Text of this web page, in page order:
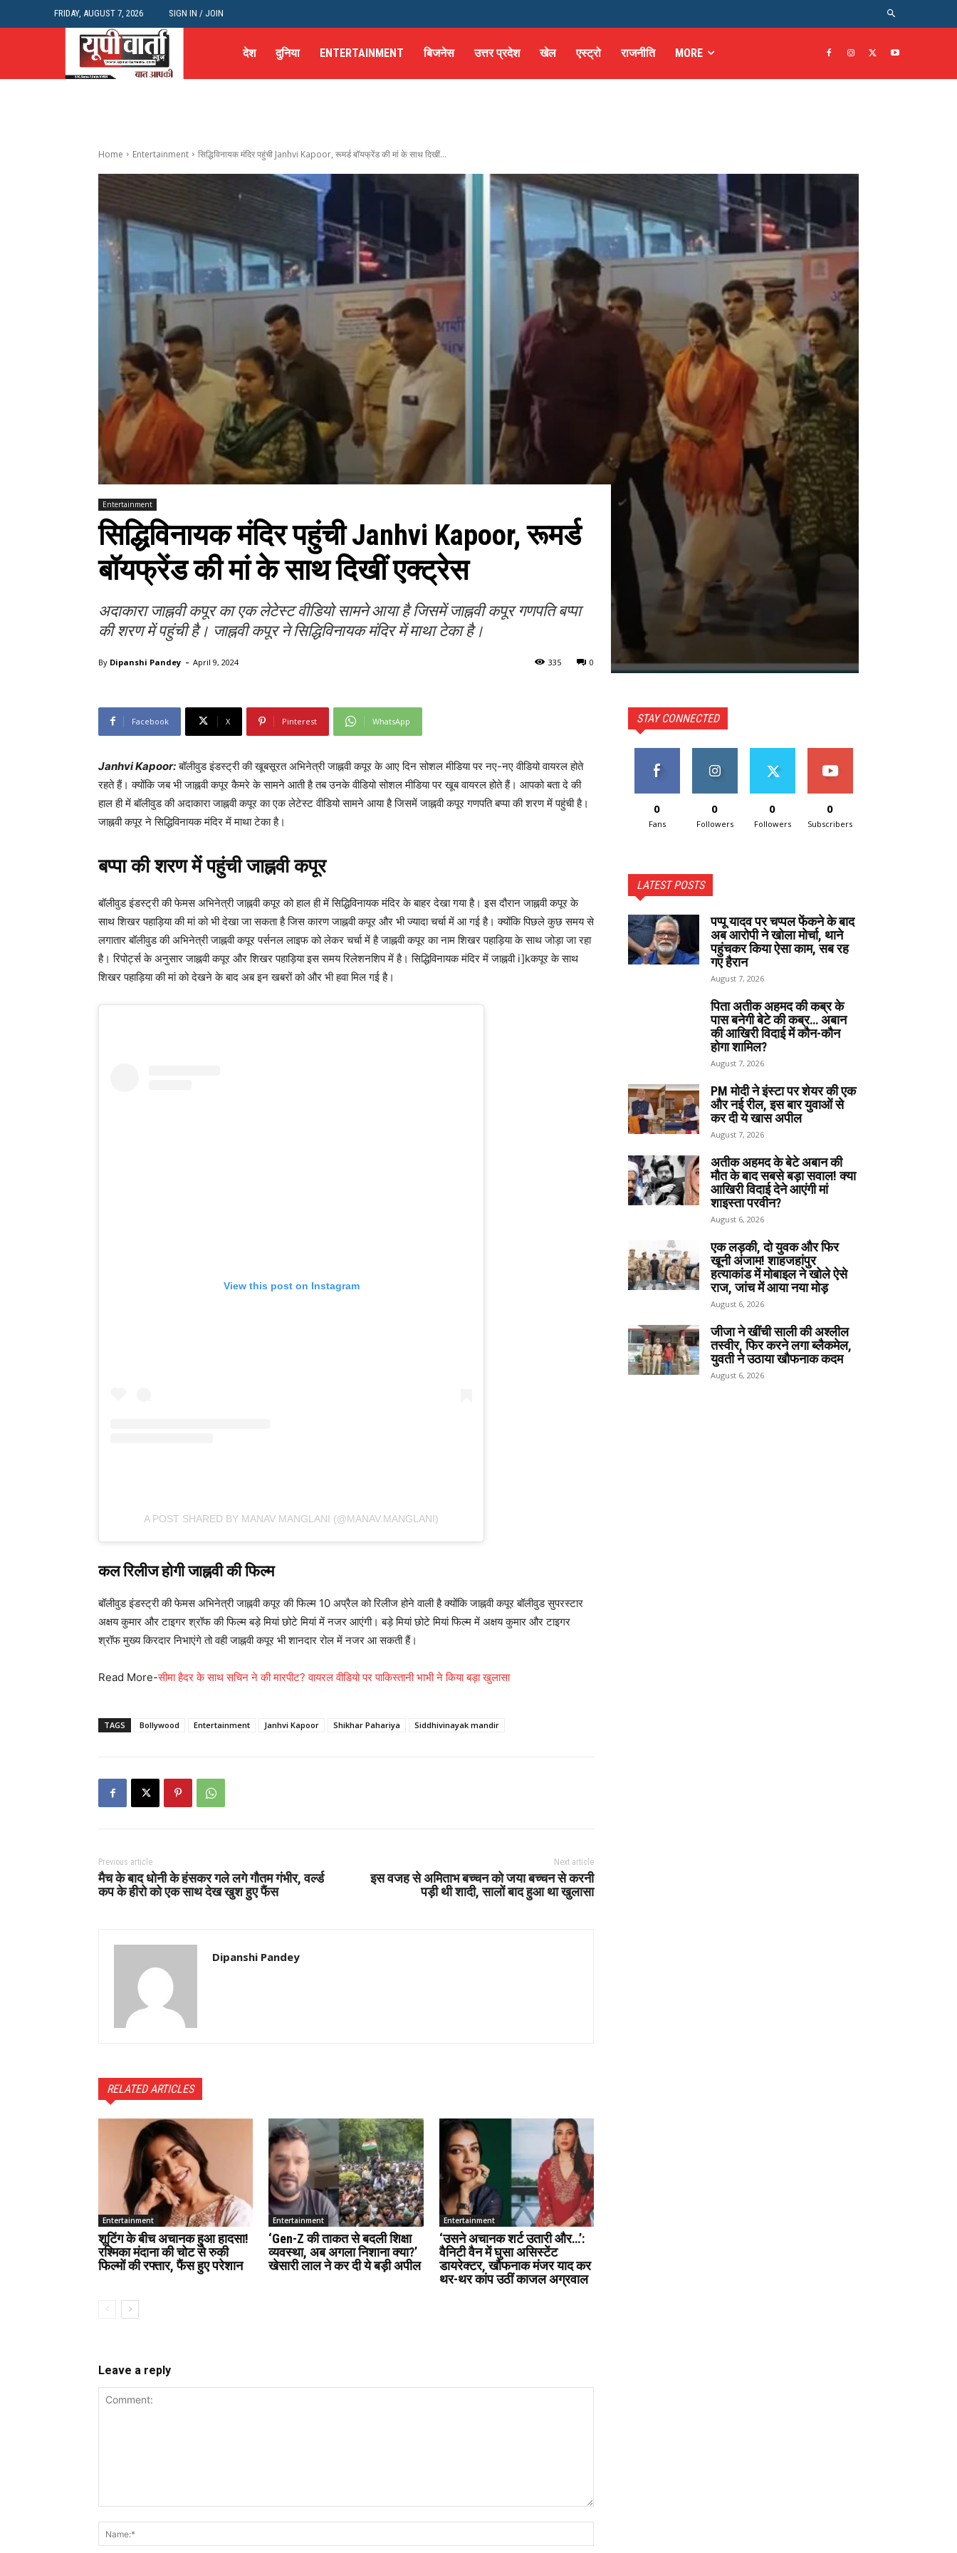
FRIDAY, AUGUST 7, 2026 SIGN IN / JOIN
देश दुनिया ENTERTAINMENT बिजनेस उत्तर प्रदेश खेल एस्ट्रो राजनीति MORE
Home Entertainment सिद्धिविनायक मंदिर पहुंची Janhvi Kapoor, रूमर्ड बॉयफ्रेंड की मां के साथ दिखीं...
Entertainment
सिद्धिविनायक मंदिर पहुंची Janhvi Kapoor, रूमर्ड
बॉयफ्रेंड की मां के साथ दिखीं एक्ट्रेस
अदाकारा जाह्नवी कपूर का एक लेटेस्ट वीडियो सामने आया है जिसमें जाह्नवी कपूर गणपति बप्पा
की शरण में पहुंची है। जाह्नवी कपूर ने सिद्धिविनायक मंदिर में माथा टेका है।
By Dipanshi Pandey - April 9, 2024 0
335
Facebook X Pinterest WhatsApp
Janhvi Kapoor: बॉलीवुड इंडस्ट्री की खूबसूरत अभिनेत्री जाह्नवी कपूर के आए दिन सोशल मीडिया पर नए-नए वीडियो वायरल होते
रहते हैं। क्योंकि जब भी जाह्नवी कपूर कैमरे के सामने आती है तब उनके वीडियो सोशल मीडिया पर खूब वायरल होते हैं। आपको बता दे की
हाल ही में बॉलीवुड की अदाकारा जाह्नवी कपूर का एक लेटेस्ट वीडियो सामने आया है जिसमें जाह्नवी कपूर गणपति बप्पा की शरण में पहुंची है।
जाह्नवी कपूर ने सिद्धिविनायक मंदिर में माथा टेका है।
बप्पा की शरण में पहुंची जाह्नवी कपूर
बॉलीवुड इंडस्ट्री की फेमस अभिनेत्री जाह्नवी कपूर को हाल ही में सिद्धिविनायक मंदिर के बाहर देखा गया है। इस दौरान जाह्नवी कपूर के
साथ शिखर पहाड़िया की मां को भी देखा जा सकता है जिस कारण जाह्नवी कपूर और भी ज्यादा चर्चा में आ गई है। क्योंकि पिछले कुछ समय से
लगातार बॉलीवुड की अभिनेत्री जाह्नवी कपूर पर्सनल लाइफ को लेकर चर्चा में है जाह्नवी कपूर का नाम शिखर पहाड़िया के साथ जोड़ा जा रहा
है। रिपोर्ट्स के अनुसार जाह्नवी कपूर और शिखर पहाड़िया इस समय रिलेशनशिप में है। सिद्धिविनायक मंदिर में जाह्नवी i]kकपूर के साथ
शिखर पहाड़िया की मां को देखने के बाद अब इन खबरों को और भी हवा मिल गई है।
View this post on Instagram
A POST SHARED BY MANAV MANGLANI (@MANAV.MANGLANI)
कल रिलीज होगी जाह्नवी की फिल्म
बॉलीवुड इंडस्ट्री की फेमस अभिनेत्री जाह्नवी कपूर की फिल्म 10 अप्रैल को रिलीज होने वाली है क्योंकि जाह्नवी कपूर बॉलीवुड सुपरस्टार
अक्षय कुमार और टाइगर श्रॉफ की फिल्म बड़े मियां छोटे मियां में नजर आएंगी। बड़े मियां छोटे मियां फिल्म में अक्षय कुमार और टाइगर
श्रॉफ मुख्य किरदार निभाएंगे तो वही जाह्नवी कपूर भी शानदार रोल में नजर आ सकती हैं।
Read More-सीमा हैदर के साथ सचिन ने की मारपीट? वायरल वीडियो पर पाकिस्तानी भाभी ने किया बड़ा खुलासा
TAGS Bollywood Entertainment Janhvi Kapoor Shikhar Pahariya Siddhivinayak mandir
Previous article
मैच के बाद धोनी के हंसकर गले लगे गौतम गंभीर, वर्ल्ड
कप के हीरो को एक साथ देख खुश हुए फैंस
Next article
इस वजह से अमिताभ बच्चन को जया बच्चन से करनी
पड़ी थी शादी, सालों बाद हुआ था खुलासा
Dipanshi Pandey
RELATED ARTICLES
Entertainment
शूटिंग के बीच अचानक हुआ हादसा!
रश्मिका मंदाना की चोट से रुकी
फिल्मों की रफ्तार, फैंस हुए परेशान
Entertainment
‘Gen-Z की ताकत से बदली शिक्षा
व्यवस्था, अब अगला निशाना क्या?’
खेसारी लाल ने कर दी ये बड़ी अपील
Entertainment
‘उसने अचानक शर्ट उतारी और…’:
वैनिटी वैन में घुसा असिस्टेंट
डायरेक्टर, खौफनाक मंजर याद कर
थर-थर कांप उठीं काजल अग्रवाल
Leave a reply
STAY CONNECTED
0
Fans
0
Followers
0
Followers
0
Subscribers
LATEST POSTS
पप्पू यादव पर चप्पल फेंकने के बाद
अब आरोपी ने खोला मोर्चा, थाने
पहुंचकर किया ऐसा काम, सब रह
गए हैरान
August 7, 2026
पिता अतीक अहमद की कब्र के
पास बनेगी बेटे की कब्र… अबान
की आखिरी विदाई में कौन-कौन
होगा शामिल?
August 7, 2026
PM मोदी ने इंस्टा पर शेयर की एक
और नई रील, इस बार युवाओं से
कर दी ये खास अपील
August 7, 2026
अतीक अहमद के बेटे अबान की
मौत के बाद सबसे बड़ा सवाल! क्या
आखिरी विदाई देने आएंगी मां
शाइस्ता परवीन?
August 6, 2026
एक लड़की, दो युवक और फिर
खूनी अंजाम! शाहजहांपुर
हत्याकांड में मोबाइल ने खोले ऐसे
राज, जांच में आया नया मोड़
August 6, 2026
जीजा ने खींची साली की अश्लील
तस्वीर, फिर करने लगा ब्लैकमेल,
युवती ने उठाया खौफनाक कदम
August 6, 2026